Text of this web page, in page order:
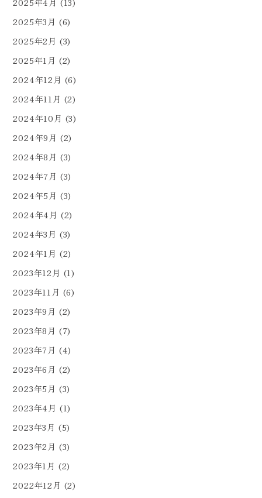
2025年4月 (13)
2025年3月 (6)
2025年2月 (3)
2025年1月 (2)
2024年12月 (6)
2024年11月 (2)
2024年10月 (3)
2024年9月 (2)
2024年8月 (3)
2024年7月 (3)
2024年5月 (3)
2024年4月 (2)
2024年3月 (3)
2024年1月 (2)
2023年12月 (1)
2023年11月 (6)
2023年9月 (2)
2023年8月 (7)
2023年7月 (4)
2023年6月 (2)
2023年5月 (3)
2023年4月 (1)
2023年3月 (5)
2023年2月 (3)
2023年1月 (2)
2022年12月 (2)